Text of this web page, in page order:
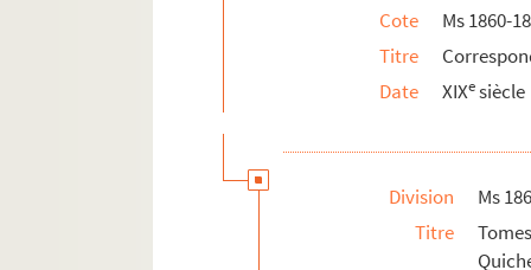
Cote
Ms 1860-
Titre
Date
XIXesiècle
Division
Ms
Titre